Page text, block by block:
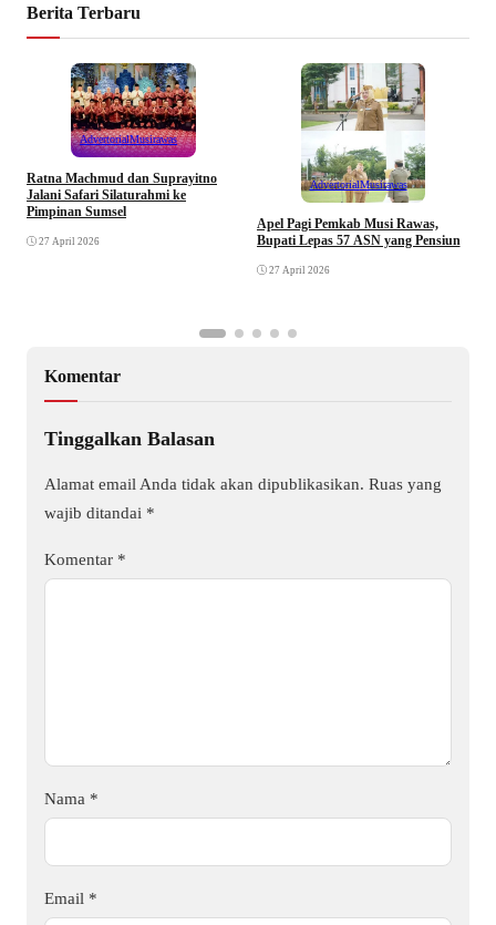
Berita Terbaru
AdvertorialMusirawas
Ratna Machmud dan Suprayitno
Jalani Safari Silaturahmi ke
Pimpinan Sumsel
27 April 2026
AdvertorialMusirawas
Apel Pagi Pemkab Musi Rawas,
Bupati Lepas 57 ASN yang Pensiun
27 April 2026
Komentar
Tinggalkan Balasan
Alamat email Anda tidak akan dipublikasikan. Ruas yang
wajib ditandai *
Komentar *
Nama *
Email *